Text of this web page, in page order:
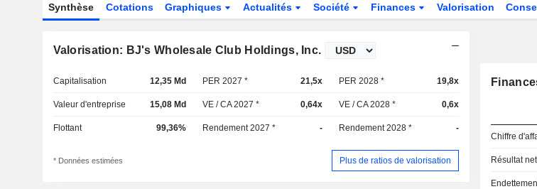
Synthèse Cotations Graphiques Actualités Société Finances Valorisation
Valorisation: BJ's Wholesale Club Holdings, Inc.
Capitalisation 12,35 Md PER 2027 * 21,5x PER 2028 * 19,8x
Valeur d'entreprise 15,08 Md VE / CA 2027 * 0,64x VE / CA 2028 * 0,6x
Flottant 99,36% Rendement 2027 * - Rendement 2028 * -
* Données estimées Plus de ratios de valorisation
Chiffre
Résultat net